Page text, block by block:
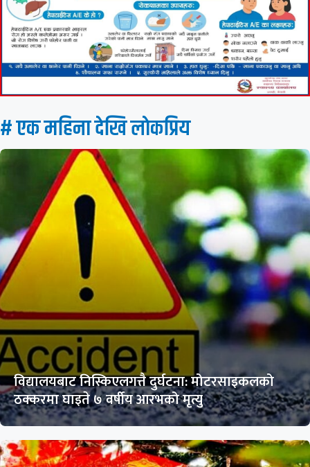
# एक महिना देखि लाेकप्रिय
विद्यालयबाट निस्किएलगत्तै दुर्घटना: मोटरसाइकलको
ठक्करमा घाइते ७ वर्षीय आरभको मृत्यु